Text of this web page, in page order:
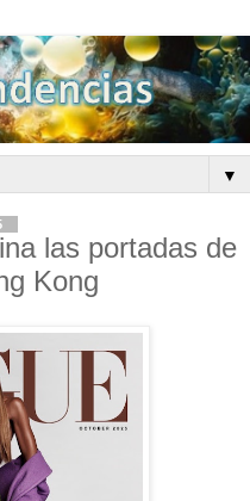
▼
las portadas de
Kong